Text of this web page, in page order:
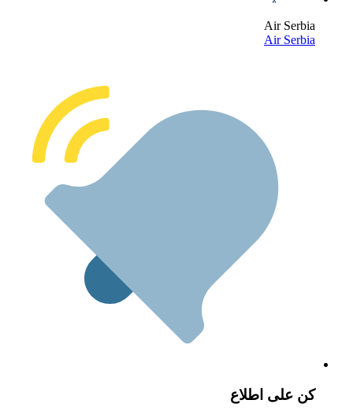
Air
Air
على اطلاع